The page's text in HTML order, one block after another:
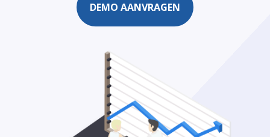
DEMO AANVRAGEN